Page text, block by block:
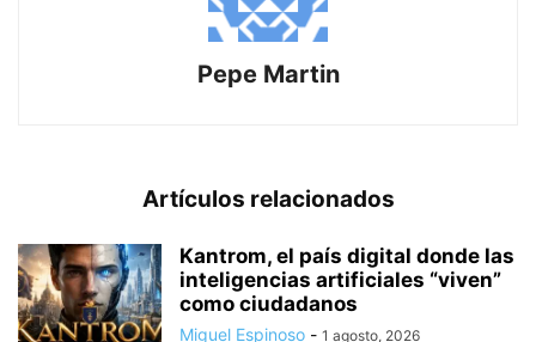
Pepe Martin
Artículos relacionados
Kantrom, el país digital donde las
inteligencias artificiales “viven”
como ciudadanos
Miguel Espinoso - 1 agosto, 2026